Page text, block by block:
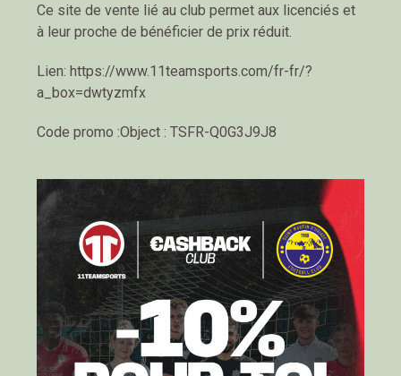
Ce site de vente lié au club permet aux licenciés et
à leur proche de bénéficier de prix réduit.
Lien: https://www.11teamsports.com/fr-fr/?
a_box=dwtyzmfx
Code promo :Object : TSFR-Q0G3J9J8